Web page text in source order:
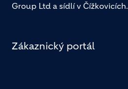
Group Ltd a sídlí v Čížkovicích.
Zákaznický portál